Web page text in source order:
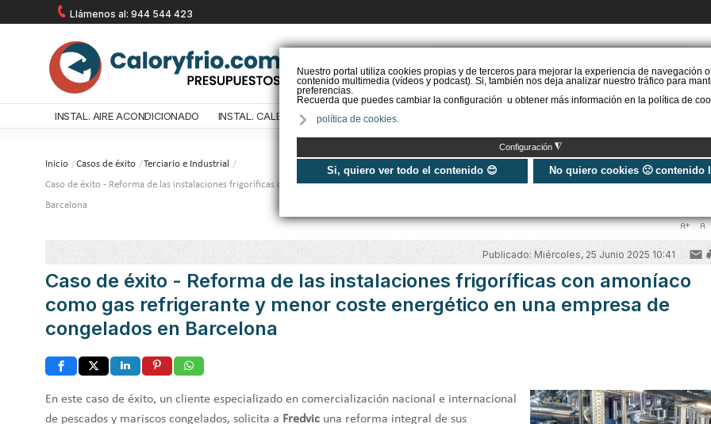
Nuestro portal utiliza cookies propias y de terceros para mejorar la experiencia de navegación
contenido multimedia (vídeos y podcast). Si, también nos deja analizar nuestro tráfico para
preferencias.
Recuerda que puedes cambiar la configuración u obtener más información en la política de
política de cookies.
Configuración ◮
Si, quiero ver todo el contenido 😊 No quiero cookies 🙁 contenido
Llámenos al: 944 544 423
PIDE PRESUPUESTO
INSTAL. AIRE ACONDICIONADO INSTAL. CALEFACCIÓN INSTAL. AEROTERMIA
Inicio /Casos de éxito /Terciario e Industrial
/
Caso de éxito - Reforma de las instalaciones frigoríficas con amoníaco como gas refrigerante y menor coste energético en una empresa de congelados en
Barcelona
Publicado: Miércoles, 25 Junio 2025 10:41
Caso de éxito - Reforma de las instalaciones frigoríficas con amoníaco
como gas refrigerante y menor coste energético en una empresa de
congelados en Barcelona
En este caso de éxito, un cliente especializado en comercialización nacional e internacional
de pescados y mariscos congelados, solicita a Fredvic una reforma integral de sus